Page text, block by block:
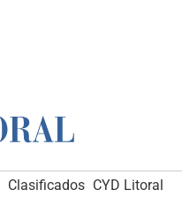
Clasificados CYD Litoral